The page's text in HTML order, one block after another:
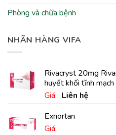
Phòng và chữa bệnh
NHÃN HÀNG VIFA
Rivacryst 20mg
huyết khối tĩnh mạch
Giá: Liên hệ
Exnortan
Giá: